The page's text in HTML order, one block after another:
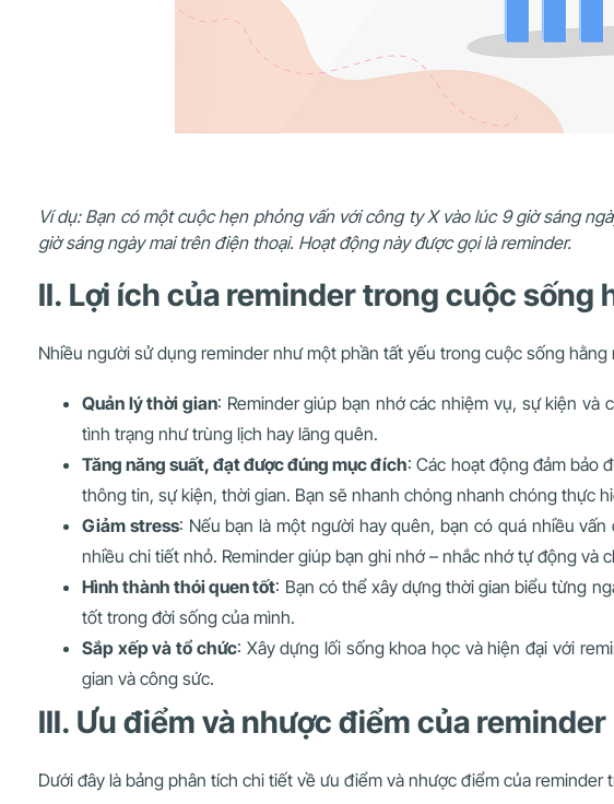
Ví dụ: Bạn có một cuộc hẹn phỏng vấn với công ty X vào lúc 9 giờ sáng
giờ sáng ngày mai trên điện thoại. Hoạt động này được gọi là reminder.
II. Lợi ích của reminder trong cuộc sống
Nhiều người sử dụng reminder như một phần tất yếu trong cuộc sống
Quản lý thời gian: Reminder giúp bạn nhớ các nhiệm vụ, sự kiện
tình trạng như trùng lịch hay lãng quên.
Tăng năng suất, đạt được đúng mục đích: Các hoạt động đảm bảo
thông tin, sự kiện, thời gian. Bạn sẽ nhanh chóng nhanh chóng thực
Giảm stress: Nếu bạn là một người hay quên, bạn có quá nhiều
nhiều chi tiết nhỏ. Reminder giúp bạn ghi nhớ – nhắc nhớ tự động và
Hình thành thói quen tốt: Bạn có thể xây dựng thời gian biểu từng
tốt trong đời sống của mình.
Sắp xếp và tổ chức: Xây dựng lối sống khoa học và hiện đại với
gian và công sức.
III. Ưu điểm và nhược điểm của reminder
Dưới đây là bảng phân tích chi tiết về ưu điểm và nhược điểm của reminder